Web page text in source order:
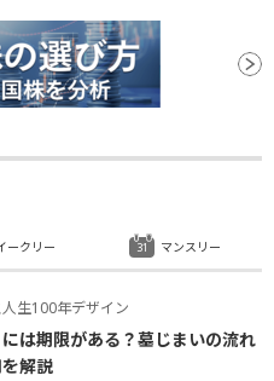
生100年デザイン
には期限がある？墓じまいの流れ
解説
ークリー マンスリー